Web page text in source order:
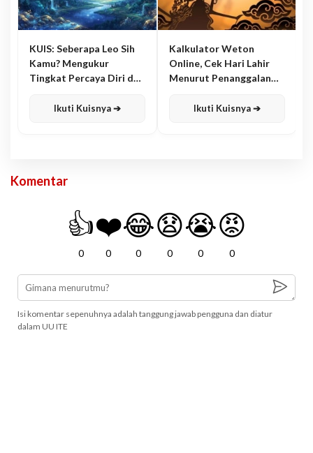
KUIS: Seberapa Leo Sih
Kamu? Mengukur
Tingkat Percaya Diri dan
Ikuti Kuisnya ➔
Kalkulator Weton
Online, Cek Hari Lahir
Menurut Penanggalan
Ikuti Kuisnya ➔
Komentar
👍
0
❤️
0
😂
0
😧
0
😭
0
😡
0
Isi komentar sepenuhnya adalah tanggung jawab pengguna dan diatur
dalam UU ITE